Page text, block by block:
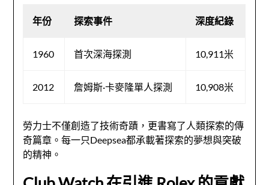
年份 探索事件 深度紀錄
1960 首次深海探測 10,911米
2012 詹姆斯·卡麥隆單人探測 10,908米
勞力士不僅創造了技術奇蹟，更書寫了人類探索的傳
奇篇章。每一只Deepsea都承載著探索的夢想與突破
的精神。